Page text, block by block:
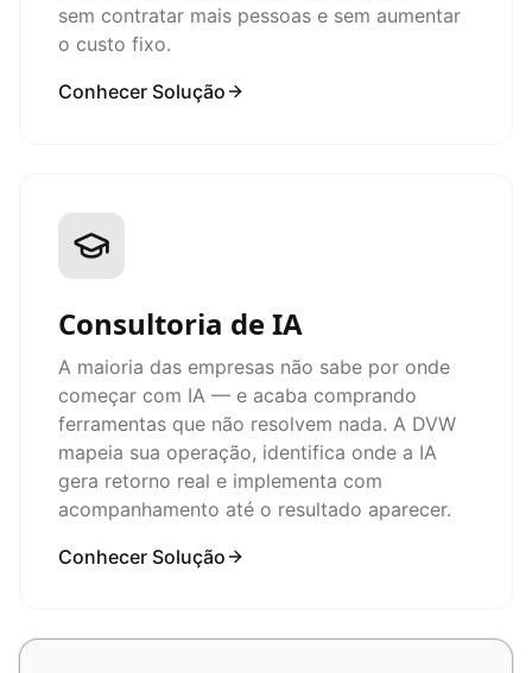
sem contratar mais pessoas e sem aumentar
o custo fixo.
Conhecer Solução
Consultoria de IA
A maioria das empresas não sabe por onde
começar com IA — e acaba comprando
ferramentas que não resolvem nada. A DVW
mapeia sua operação, identifica onde a IA
gera retorno real e implementa com
acompanhamento até o resultado aparecer.
Conhecer Solução